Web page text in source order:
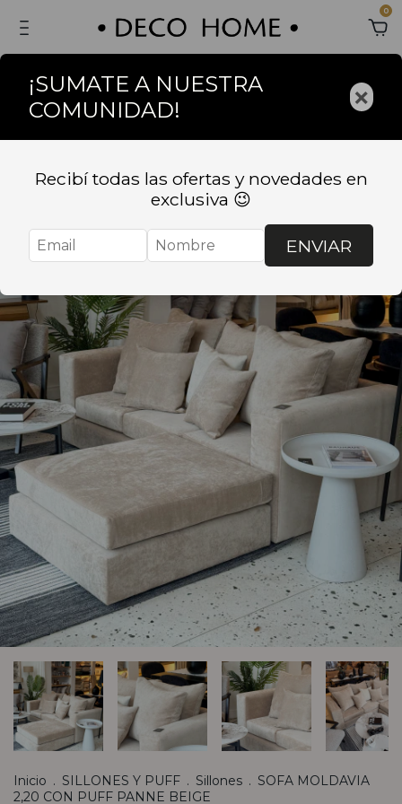
0
Sin stock
Inicio . SILLONES Y PUFF . Sillones . SOFA MOLDAVIA
2,20 CON PUFF PANNE BEIGE
¡SUMATE A NUESTRA
COMUNIDAD!
×
Recibí todas las ofertas y novedades en
exclusiva 😉
ENVIAR